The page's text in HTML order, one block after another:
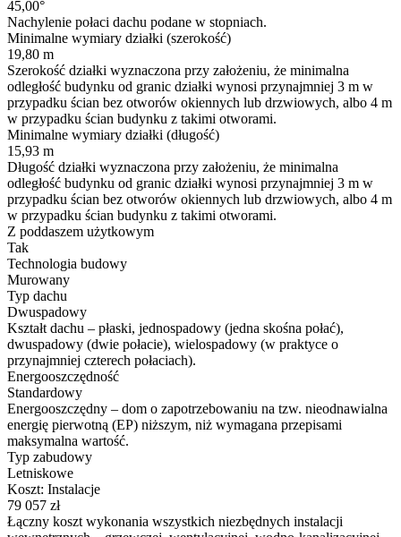
45,00°
Nachylenie połaci dachu podane w stopniach.
Minimalne wymiary działki (szerokość)
19,80 m
Szerokość działki wyznaczona przy założeniu, że minimalna
odległość budynku od granic działki wynosi przynajmniej 3 m w
przypadku ścian bez otworów okiennych lub drzwiowych, albo 4 m
w przypadku ścian budynku z takimi otworami.
Minimalne wymiary działki (długość)
15,93 m
Długość działki wyznaczona przy założeniu, że minimalna
odległość budynku od granic działki wynosi przynajmniej 3 m w
przypadku ścian bez otworów okiennych lub drzwiowych, albo 4 m
w przypadku ścian budynku z takimi otworami.
Z poddaszem użytkowym
Tak
Technologia budowy
Murowany
Typ dachu
Dwuspadowy
Kształt dachu – płaski, jednospadowy (jedna skośna połać),
dwuspadowy (dwie połacie), wielospadowy (w praktyce o
przynajmniej czterech połaciach).
Energooszczędność
Standardowy
Energooszczędny – dom o zapotrzebowaniu na tzw. nieodnawialna
energię pierwotną (EP) niższym, niż wymagana przepisami
maksymalna wartość.
Typ zabudowy
Letniskowe
Koszt: Instalacje
79 057 zł
Łączny koszt wykonania wszystkich niezbędnych instalacji